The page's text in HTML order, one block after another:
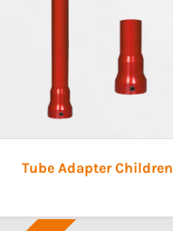
Tube Adapter Children